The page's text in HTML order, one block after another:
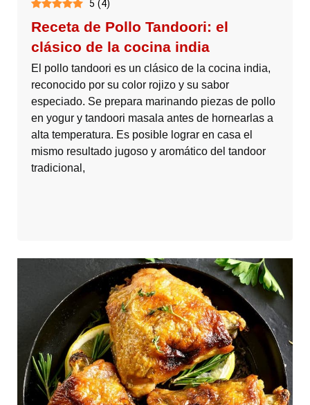
5 (4)
Receta de Pollo Tandoori: el
clásico de la cocina india
El pollo tandoori es un clásico de la cocina india,
reconocido por su color rojizo y su sabor
especiado. Se prepara marinando piezas de pollo
en yogur y tandoori masala antes de hornearlas a
alta temperatura. Es posible lograr en casa el
mismo resultado jugoso y aromático del tandoor
tradicional,